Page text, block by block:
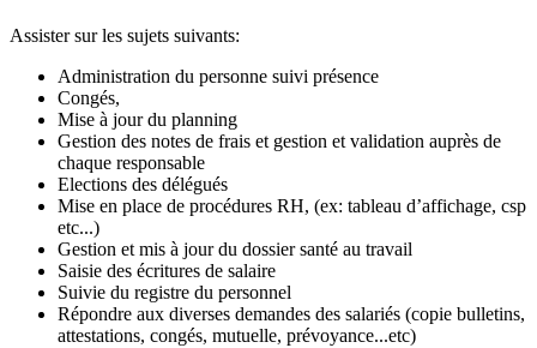
Assister sur les sujets suivants:
Administration du personne suivi présence
Congés,
Mise à jour du planning
Gestion des notes de frais et gestion et validation auprès de
chaque responsable
Elections des délégués
Mise en place de procédures RH, (ex: tableau d’affichage, csp
etc...)
Gestion et mis à jour du dossier santé au travail
Saisie des écritures de salaire
Suivie du registre du personnel
Répondre aux diverses demandes des salariés (copie bulletins,
attestations, congés, mutuelle, prévoyance...etc)